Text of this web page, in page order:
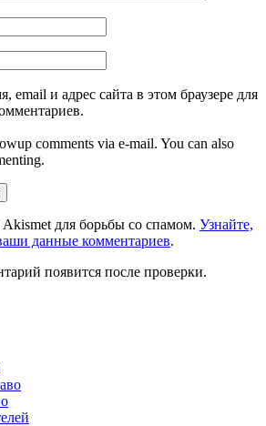
email и адрес сайта в этом браузере для
comments via e-mail. You can also
Akismet для борьбы со спамом. Узнайте,
данные комментариев.
появится после проверки.